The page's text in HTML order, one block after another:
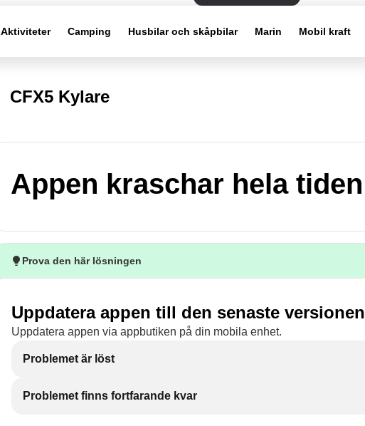
Aktiviteter Camping Husbilar och skåpbilar Marin Mobil kraft
CFX5 Kylare
Appen kraschar hela tiden
Prova den här lösningen
Uppdatera appen till den senaste versionen
Uppdatera appen via appbutiken på din mobila enhet.
Problemet är löst
Problemet finns fortfarande kvar